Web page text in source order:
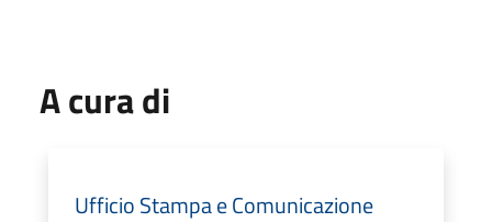
A cura di
Ufficio Stampa e Comunicazione